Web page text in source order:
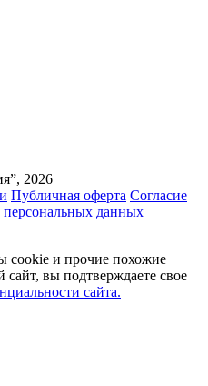
2026
Публичная оферта Согласие
персональных данных
cookie и прочие похожие
вы подтверждаете свое
сайта.